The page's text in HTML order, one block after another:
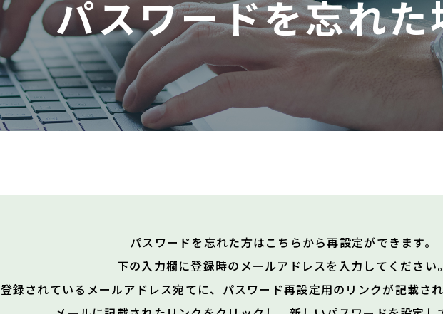
パスワードを忘れた
パスワードを忘れた方はこちらから再設定ができます。
下の入力欄に登録時のメールアドレスを 入力してください
登録されているメールアドレス宛てに、 パスワード再設定用のリンクが記載さ